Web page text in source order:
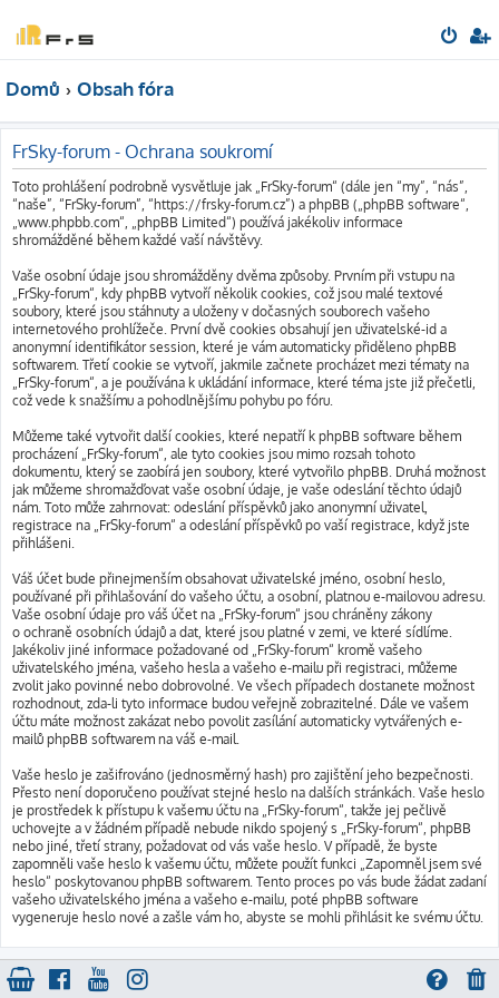
Domů Obsah fóra
FrSky-forum - Ochrana soukromí
Toto prohlášení podrobně vysvětluje jak „FrSky-forum“ (dále jen “my”, “nás”,
“naše”, “FrSky-forum”, “https://frsky-forum.cz”) a phpBB („phpBB software“,
„www.phpbb.com“, „phpBB Limited“) používá jakékoliv informace
shromážděné během každé vaší návštěvy.
Vaše osobní údaje jsou shromážděny dvěma způsoby. Prvním při vstupu na
„FrSky-forum“, kdy phpBB vytvoří několik cookies, což jsou malé textové
soubory, které jsou stáhnuty a uloženy v dočasných souborech vašeho
internetového prohlížeče. První dvě cookies obsahují jen uživatelské-id a
anonymní identifikátor session, které je vám automaticky přiděleno phpBB
softwarem. Třetí cookie se vytvoří, jakmile začnete procházet mezi tématy na
„FrSky-forum“, a je používána k ukládání informace, které téma jste již přečetli,
což vede k snažšímu a pohodlnějšímu pohybu po fóru.
Můžeme také vytvořit další cookies, které nepatří k phpBB software během
procházení „FrSky-forum“, ale tyto cookies jsou mimo rozsah tohoto
dokumentu, který se zaobírá jen soubory, které vytvořilo phpBB. Druhá možnost
jak můžeme shromažďovat vaše osobní údaje, je vaše odeslání těchto údajů
nám. Toto může zahrnovat: odeslání příspěvků jako anonymní uživatel,
registrace na „FrSky-forum“ a odeslání příspěvků po vaší registrace, když jste
přihlášeni.
Váš účet bude přinejmenším obsahovat uživatelské jméno, osobní heslo,
používané při přihlašování do vašeho účtu, a osobní, platnou e-mailovou adresu.
Vaše osobní údaje pro váš účet na „FrSky-forum“ jsou chráněny zákony
o ochraně osobních údajů a dat, které jsou platné v zemi, ve které sídlíme.
Jakékoliv jiné informace požadované od „FrSky-forum“ kromě vašeho
uživatelského jména, vašeho hesla a vašeho e-mailu při registraci, můžeme
zvolit jako povinné nebo dobrovolné. Ve všech případech dostanete možnost
rozhodnout, zda-li tyto informace budou veřejně zobrazitelné. Dále ve vašem
účtu máte možnost zakázat nebo povolit zasílání automaticky vytvářených e-
mailů phpBB softwarem na váš e-mail.
Vaše heslo je zašifrováno (jednosměrný hash) pro zajištění jeho bezpečnosti.
Přesto není doporučeno používat stejné heslo na dalších stránkách. Vaše heslo
je prostředek k přístupu k vašemu účtu na „FrSky-forum“, takže jej pečlivě
uchovejte a v žádném případě nebude nikdo spojený s „FrSky-forum“, phpBB
nebo jiné, třetí strany, požadovat od vás vaše heslo. V případě, že byste
zapomněli vaše heslo k vašemu účtu, můžete použít funkci „Zapomněl jsem své
heslo“ poskytovanou phpBB softwarem. Tento proces po vás bude žádat zadaní
vašeho uživatelského jména a vašeho e-mailu, poté phpBB software
vygeneruje heslo nové a zašle vám ho, abyste se mohli přihlásit ke svému účtu.